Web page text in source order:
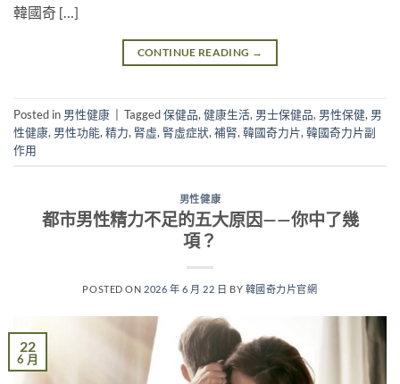
韓國奇 […]
CONTINUE READING →
Posted in 男性健康 Tagged保健品, 健康生活, 男士保健品, 男性保健, 男
性健康, 男性功能, 精力, 腎虛, 腎虛症狀, 補腎, 韓國奇力片, 韓國奇力片副
作用
男性健康
都市男性精力不足的五大原因——你中了幾
項？
POSTED ON 2026 年 6 月 22 日 BY 韓國奇力片官網
22
6 月